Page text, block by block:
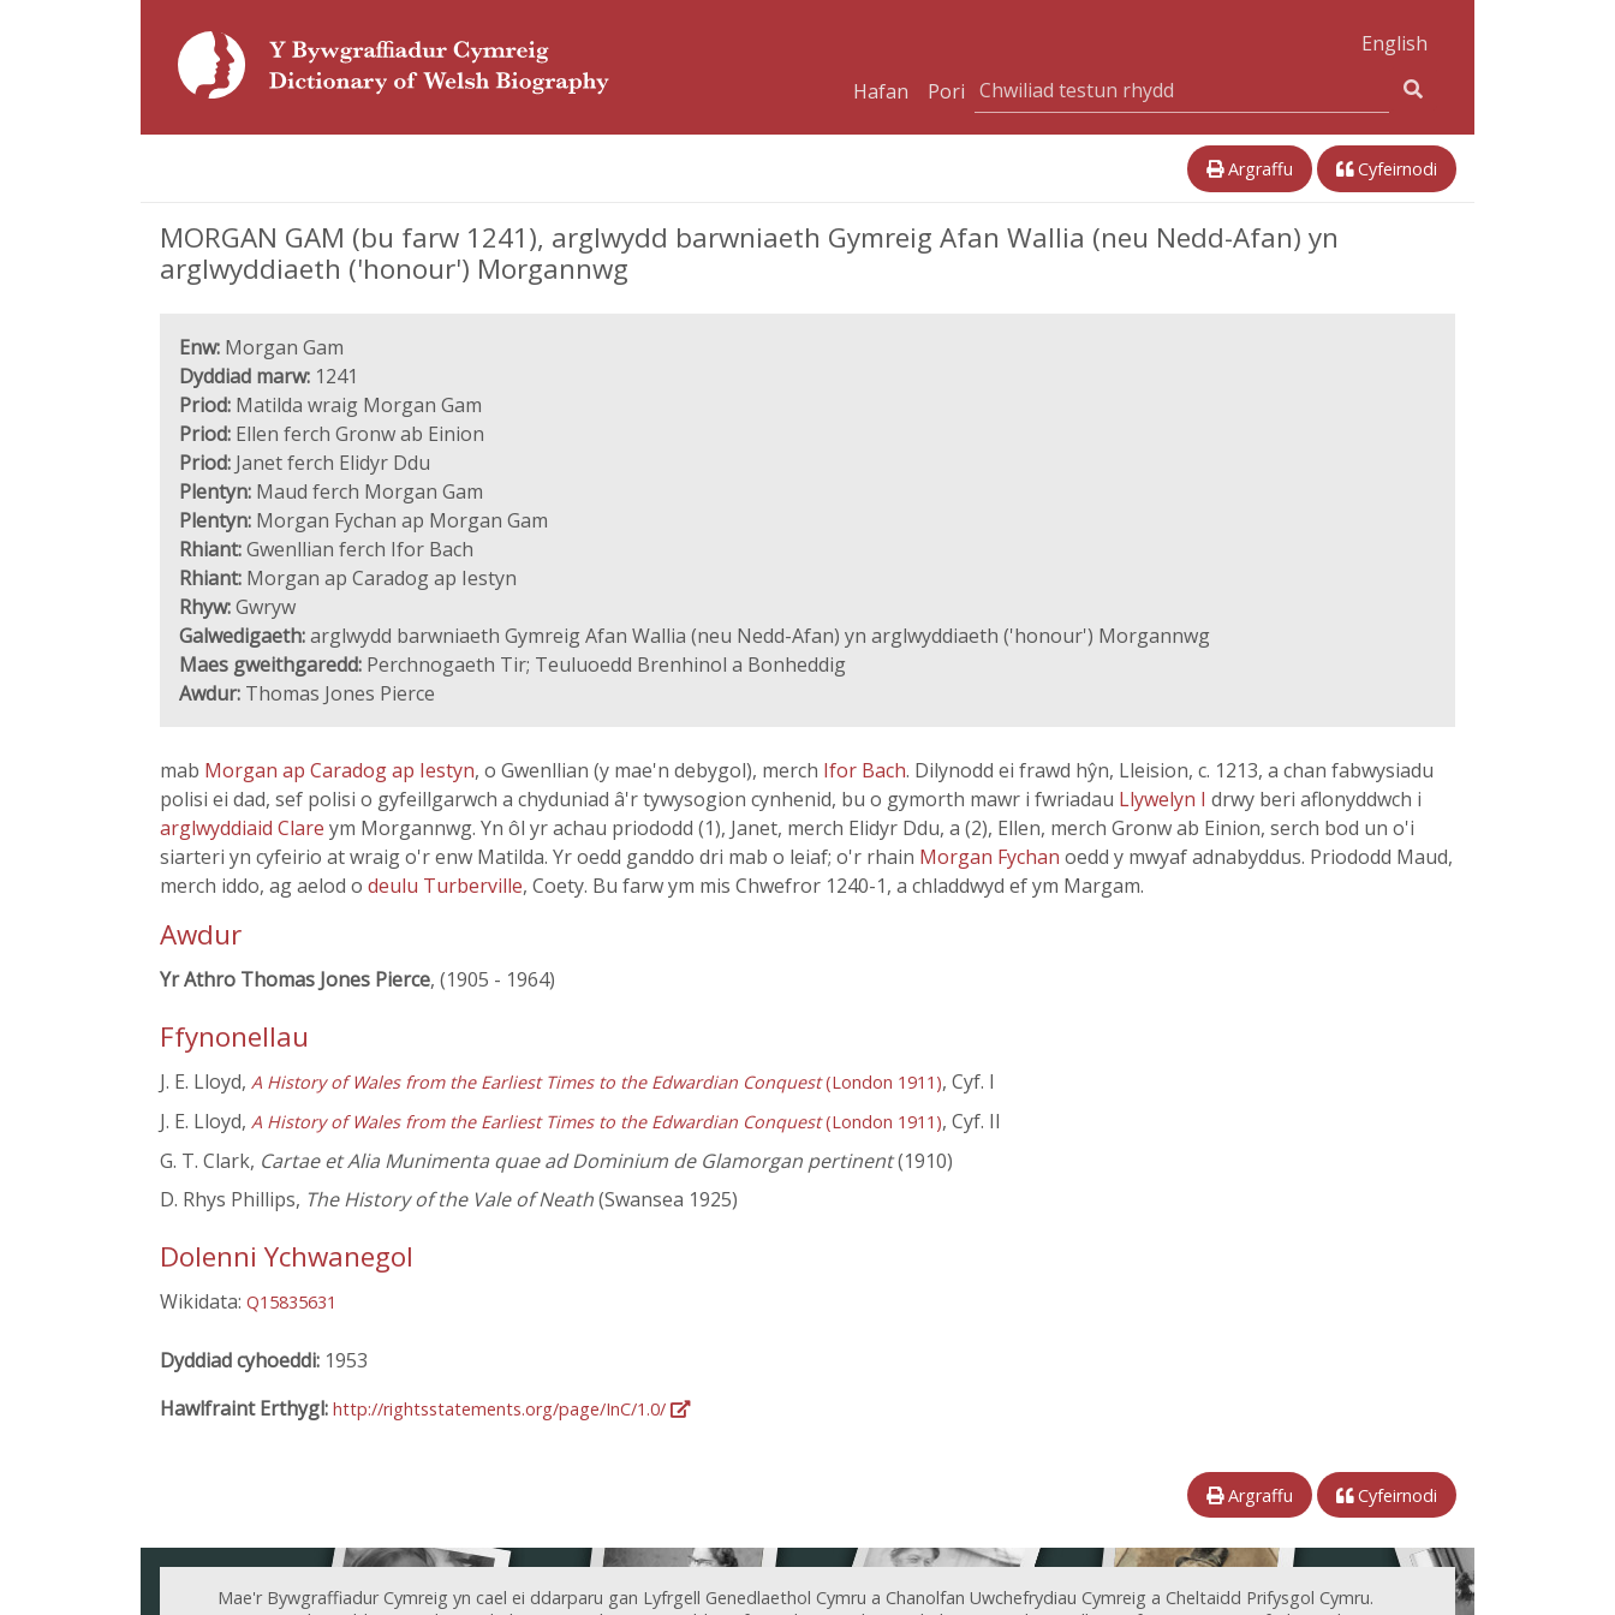
English
Hafan
Pori
Argraffu Cyfeirnodi
MORGAN GAM (bu farw 1241), arglwydd barwniaeth Gymreig Afan Wallia (neu Nedd-Afan) yn
arglwyddiaeth ('honour') Morgannwg
Enw: Morgan Gam
Dyddiad marw: 1241
Priod: Matilda wraig Morgan Gam
Priod: Ellen ferch Gronw ab Einion
Priod: Janet ferch Elidyr Ddu
Plentyn: Maud ferch Morgan Gam
Plentyn: Morgan Fychan ap Morgan Gam
Rhiant:Gwenllian ferch Ifor Bach
Rhiant: Morgan ap Caradog ap Iestyn
Rhyw:Gwryw
Galwedigaeth:arglwydd barwniaeth Gymreig Afan Wallia (neu Nedd-Afan) yn arglwyddiaeth ('honour') Morgannwg
Maes gweithgaredd: Perchnogaeth Tir; Teuluoedd Brenhinol a Bonheddig
Awdur: Thomas Jones Pierce
mab Morgan ap Caradog ap Iestyn, o Gwenllian (y mae'n debygol), merch Ifor Bach. Dilynodd ei frawd hŷn, Lleision, c. 1213, a chan fabwysiadu
polisi ei dad, sef polisi o gyfeillgarwch a chyduniad â'r tywysogion cynhenid, bu o gymorth mawr i fwriadau Llywelyn I drwy beri aflonyddwch i
arglwyddiaid Clare ym Morgannwg. Yn ôl yr achau priododd (1), Janet, merch Elidyr Ddu, a (2), Ellen, merch Gronw ab Einion, serch bod un o'i
siarteri yn cyfeirio at wraig o'r enw Matilda. Yr oedd ganddo dri mab o leiaf; o'r rhain Morgan Fychan oedd y mwyaf adnabyddus. Priododd Maud,
merch iddo, ag aelod o deulu Turberville, Coety. Bu farw ym mis Chwefror 1240-1, a chladdwyd ef ym Margam.
Awdur
Yr Athro Thomas Jones Pierce, (1905 - 1964)
Ffynonellau
J. E. Lloyd, A History of Wales from the Earliest Times to the Edwardian Conquest(London 1911), Cyf. I
J. E. Lloyd, A History of Wales from the Earliest Times to the Edwardian Conquest(London 1911), Cyf. II
G. T. Clark, Cartae et Alia Munimenta quae ad Dominium de Glamorgan pertinent(1910)
D. Rhys Phillips, The History of the Vale of Neath(Swansea 1925)
Dolenni Ychwanegol
Wikidata: Q15835631
Dyddiad cyhoeddi: 1953
Hawlfraint Erthygl: http://rightsstatements.org/page/InC/1.0/
Argraffu Cyfeirnodi
Mae'r Bywgraffiadur Cymreig yn cael ei ddarparu gan Lyfrgell Genedlaethol Cymru a Chanolfan Uwchefrydiau Cymreig a Cheltaidd Prifysgol Cymru.